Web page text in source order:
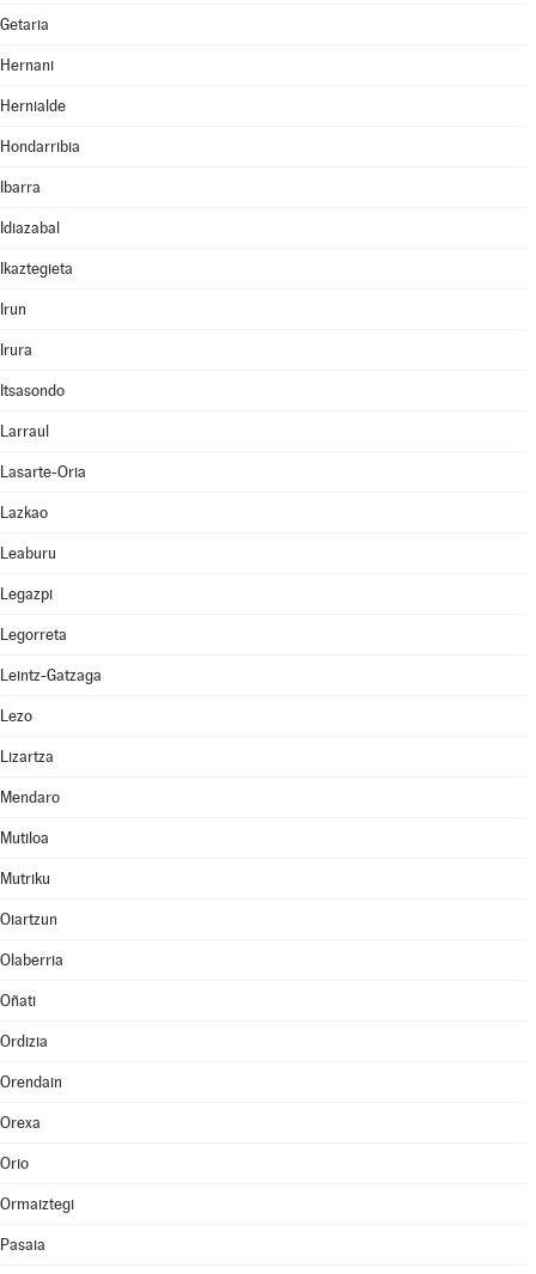
Getaria
Hernani
Hernialde
Hondarribia
Ibarra
Idiazabal
Ikaztegieta
Irun
Irura
Itsasondo
Larraul
Lasarte-Oria
Lazkao
Leaburu
Legazpi
Legorreta
Leintz-Gatzaga
Lezo
Lizartza
Mendaro
Mutiloa
Mutriku
Oiartzun
Olaberria
Oñati
Ordizia
Orendain
Orexa
Orio
Ormaiztegi
Pasaia